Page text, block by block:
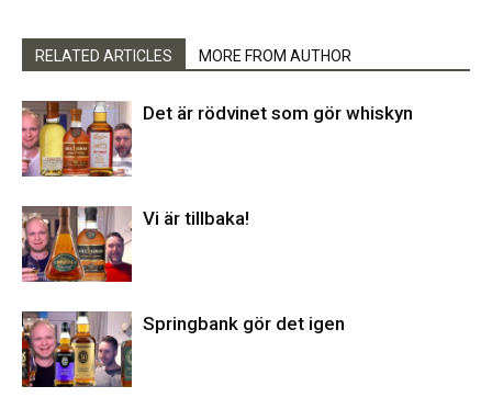
RELATED ARTICLES MORE FROM AUTHOR
Det är rödvinet som gör whiskyn
Vi är tillbaka!
Springbank gör det igen